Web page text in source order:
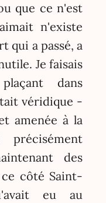
que ce n'est
n'existe
qui a passé, a
Je faisais
dans
véridique -
amenée à la
des
côté Saint-
eu au